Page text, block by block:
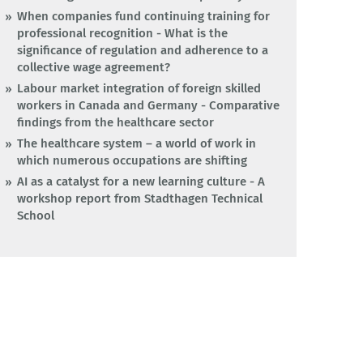
When companies fund continuing training for
professional recognition - What is the
significance of regulation and adherence to a
collective wage agreement?
Labour market integration of foreign skilled
workers in Canada and Germany - Comparative
findings from the healthcare sector
The healthcare system – a world of work in
which numerous occupations are shifting
AI as a catalyst for a new learning culture - A
workshop report from Stadthagen Technical
School